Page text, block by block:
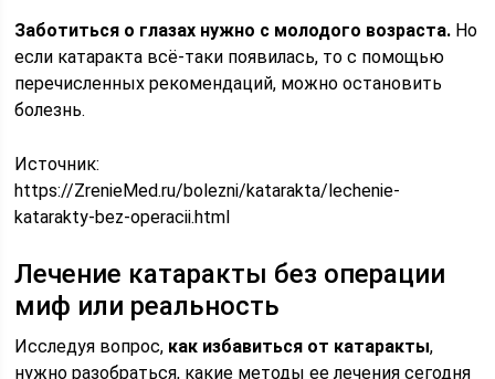
Заботиться о глазах нужно с молодого возраста. Но
если катаракта всё-таки появилась, то с помощью
перечисленных рекомендаций, можно остановить
болезнь.
Источник:
https://ZrenieMed.ru/bolezni/katarakta/lechenie-
katarakty-bez-operacii.html
Лечение катаракты без операции
миф или реальность
Исследуя вопрос, как избавиться от катаракты,
нужно разобраться, какие методы ее лечения сегодня